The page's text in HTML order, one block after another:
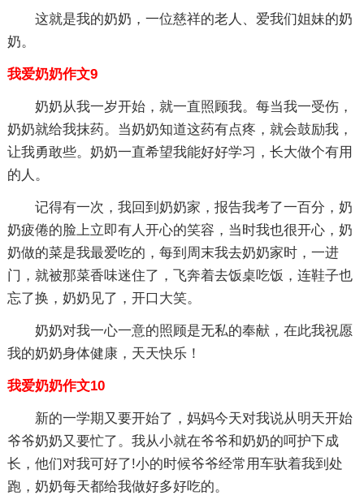
这就是我的奶奶，一位慈祥的老人、爱我们姐妹的奶
奶。
我爱奶奶作文9
奶奶从我一岁开始，就一直照顾我。每当我一受伤，
奶奶就给我抹药。当奶奶知道这药有点疼，就会鼓励我，
让我勇敢些。奶奶一直希望我能好好学习，长大做个有用
的人。
记得有一次，我回到奶奶家，报告我考了一百分，奶
奶疲倦的脸上立即有人开心的笑容，当时我也很开心，奶
奶做的菜是我最爱吃的，每到周末我去奶奶家时，一进
门，就被那菜香味迷住了，飞奔着去饭桌吃饭，连鞋子也
忘了换，奶奶见了，开口大笑。
奶奶对我一心一意的照顾是无私的奉献，在此我祝愿
我的奶奶身体健康，天天快乐！
我爱奶奶作文10
新的一学期又要开始了，妈妈今天对我说从明天开始
爷爷奶奶又要忙了。我从小就在爷爷和奶奶的呵护下成
长，他们对我可好了!小的时候爷爷经常用车驮着我到处
跑，奶奶每天都给我做好多好吃的。